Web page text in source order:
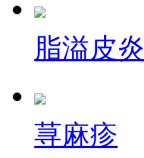
脂溢皮炎
荨麻疹